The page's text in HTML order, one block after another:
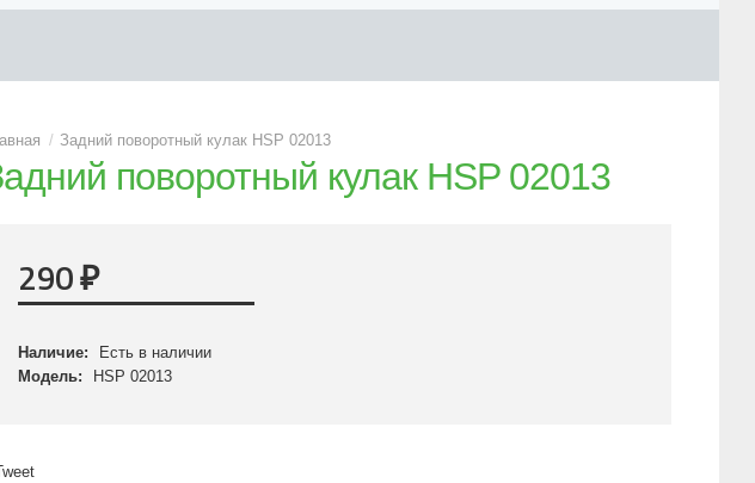
Задний поворотный кулак HSP 02013
поворотный кулак HSP 02013
290₽
Наличие:
Есть в наличии
Модель:
HSP 02013